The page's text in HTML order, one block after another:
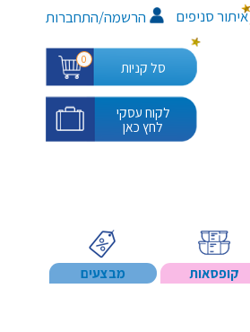
איתור סניפים הרשמה/התחברות
סל קניות 0
לקוח עסקי
לחץ כאן
קופסאות מבצעים